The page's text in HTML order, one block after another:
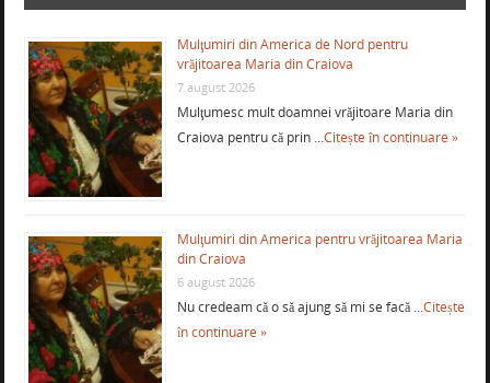
Mulţumiri din America de Nord pentru
vrăjitoarea Maria din Craiova
7 august 2026
Mulţumesc mult doamnei vrăjitoare Maria din
Craiova pentru că prin …Citește în continuare »
Mulţumiri din America pentru vrăjitoarea Maria
din Craiova
6 august 2026
Nu credeam că o să ajung să mi se facă …Citește
în continuare »